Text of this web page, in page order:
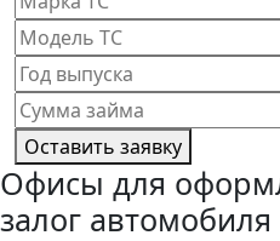
Оставить заявку
Офисы для
залог автомобиля